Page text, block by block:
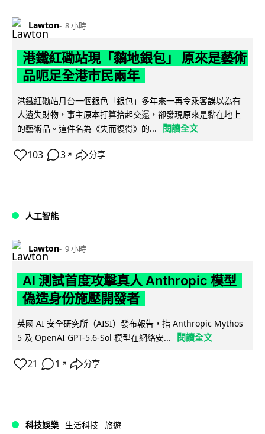
Lawton 8 小時
港鐵紅磡站現「黐地銀包」 原來是藝術
品呃足全港市民兩年
港鐵紅磡站月台一個銀色「銀包」多年來一再令乘客誤以為有
人遺失財物，事主原本打算拾起交還，卻發現原來是黏在地上
的藝術品。這件名為《失而復得》的...
閱讀全文
103 3 ↗ 分享
人工智能
Lawton 9 小時
AI 測試首度攻擊真人 Anthropic 模型
偽造身份施壓開發者
英國 AI 安全研究所（AISI）發布報告，指 Anthropic Mythos
5 及 OpenAI GPT-5.6-Sol 模型在網絡安...
閱讀全文
21 1 ↗ 分享
科技娛樂 生活科技 旅遊